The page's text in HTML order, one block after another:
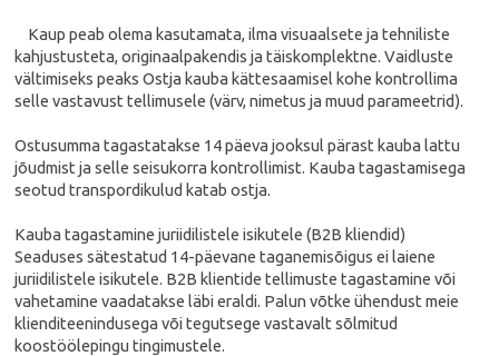
Kaup peab olema kasutamata, ilma visuaalsete ja tehniliste
kahjustusteta, originaalpakendis ja täiskomplektne. Vaidluste
vältimiseks peaks Ostja kauba kättesaamisel kohe kontrollima
selle vastavust tellimusele (värv, nimetus ja muud parameetrid).
Ostusumma tagastatakse 14 päeva jooksul pärast kauba lattu
jõudmist ja selle seisukorra kontrollimist. Kauba tagastamisega
seotud transpordikulud katab ostja.
Kauba tagastamine juriidilistele isikutele (B2B kliendid)
Seaduses sätestatud 14-päevane taganemisõigus ei laiene
juriidilistele isikutele. B2B klientide tellimuste tagastamine või
vahetamine vaadatakse läbi eraldi. Palun võtke ühendust meie
klienditeenindusega või tegutsege vastavalt sõlmitud
koostöölepingu tingimustele.